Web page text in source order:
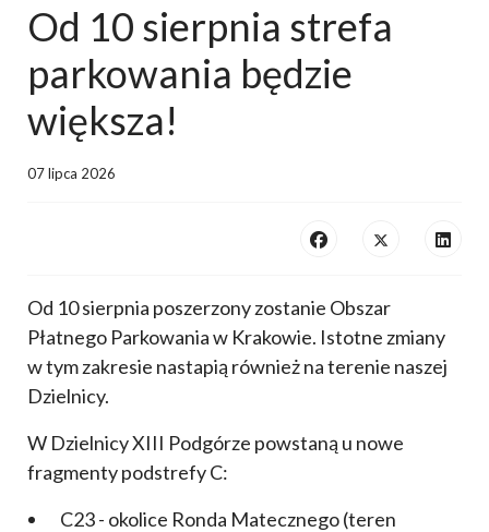
Od 10 sierpnia strefa
parkowania będzie
większa!
07 lipca 2026
Od 10 sierpnia poszerzony zostanie Obszar
Płatnego Parkowania w Krakowie. Istotne zmiany
w tym zakresie nastapią również na terenie naszej
Dzielnicy.
W Dzielnicy XIII Podgórze powstaną u nowe
fragmenty podstrefy C:
C23 - okolice Ronda Matecznego (teren